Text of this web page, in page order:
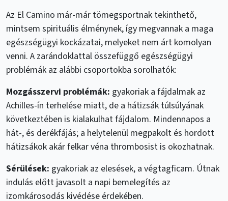
Az El Camino már-már tömegsportnak tekinthető,
mintsem spirituális élménynek, így megvannak a maga
egészségügyi kockázatai, melyeket nem árt komolyan
venni. A zarándoklattal összefüggő egészségügyi
problémák az alábbi csoportokba sorolhatók:
Mozgásszervi problémák: gyakoriak a fájdalmak az
Achilles-ín terhelése miatt, de a hátizsák túlsúlyának
következtében is kialakulhat fájdalom. Mindennapos a
hát-, és derékfájás; a helytelenül megpakolt és hordott
hátizsákok akár felkar véna thrombosist is okozhatnak.
Sérülések: gyakoriak az elesések, a végtagficam. Útnak
indulás előtt javasolt a napi bemelegítés az
izomkárosodás kivédése érdekében.